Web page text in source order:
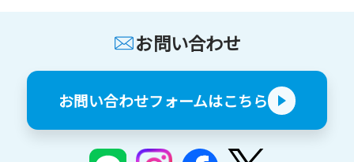
お問い合わせ
お問い合わせフォームはこちら